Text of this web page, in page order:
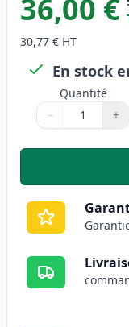
36,00 €
30,77 € HT
En stock
Quantité
Quantité
Utilisez les
− +
Quantité